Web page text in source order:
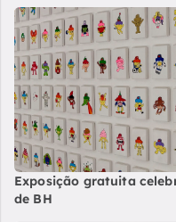
Exposição gratuita
de BH